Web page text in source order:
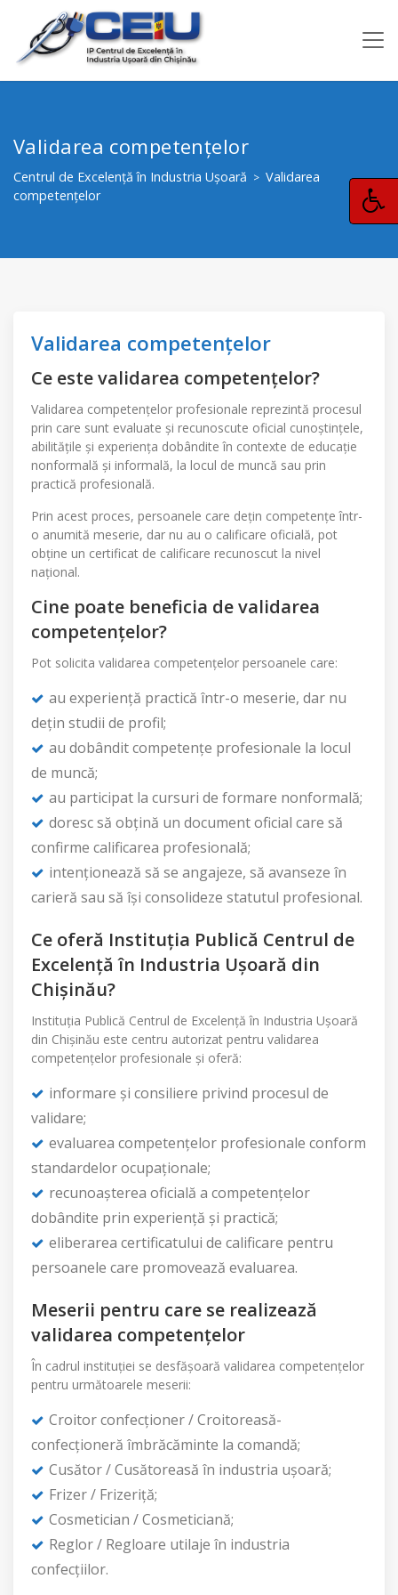
Validarea competențelor
Centrul de Excelență în Industria Ușoară > Validarea
competențelor
Validarea competențelor
Ce este validarea competențelor?
Validarea competențelor profesionale reprezintă procesul
prin care sunt evaluate și recunoscute oficial cunoștințele,
abilitățile și experiența dobândite în contexte de educație
nonformală și informală, la locul de muncă sau prin
practică profesională.
Prin acest proces, persoanele care dețin competențe într-
o anumită meserie, dar nu au o calificare oficială, pot
obține un certificat de calificare recunoscut la nivel
național.
Cine poate beneficia de validarea
competențelor?
Pot solicita validarea competențelor persoanele care:
au experiență practică într-o meserie, dar nu
dețin studii de profil;
au dobândit competențe profesionale la locul
de muncă;
au participat la cursuri de formare nonformală;
doresc să obțină un document oficial care să
confirme calificarea profesională;
intenționează să se angajeze, să avanseze în
carieră sau să își consolideze statutul profesional.
Ce oferă Instituția Publică Centrul de
Excelență în Industria Ușoară din
Chișinău?
Instituția Publică Centrul de Excelență în Industria Ușoară
din Chișinău este centru autorizat pentru validarea
competențelor profesionale și oferă:
informare și consiliere privind procesul de
validare;
evaluarea competențelor profesionale conform
standardelor ocupaționale;
recunoașterea oficială a competențelor
dobândite prin experiență și practică;
eliberarea certificatului de calificare pentru
persoanele care promovează evaluarea.
Meserii pentru care se realizează
validarea competențelor
În cadrul instituției se desfășoară validarea competențelor
pentru următoarele meserii:
Croitor confecționer / Croitoreasă-
confecționeră îmbrăcăminte la comandă;
Cusător / Cusătoreasă în industria ușoară;
Frizer / Frizeriță;
Cosmetician / Cosmeticiană;
Reglor / Regloare utilaje în industria
confecțiilor.